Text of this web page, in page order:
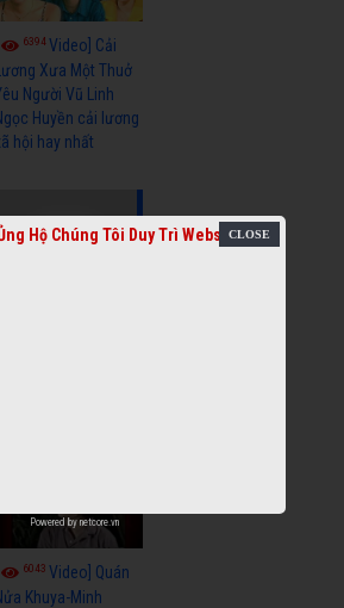
6394Video] Cải
Lương Xưa Một Thuở
Người Vũ Linh
Huyền cải lương
hội hay nhất
6043Video] Quán
Khuya-Minh
Hộ Chúng Tôi Duy Trì Website
Powered by netcore.vn